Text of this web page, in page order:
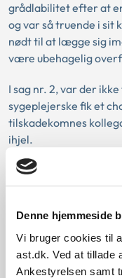
Denne hjemmeside
Vi bruger cookies til
ast.dk. Ved at tillade
Ankestyrelsen samt
grådlabilitet efter at
og var så truende i sit
nødt til at lægge sig
være ubehagelig
I sag nr. 2, var der
sygeplejerske fik et
tilskadekomnes
ihjel.
I sag nr. 3, var der
pædagogmedhjælper
Love: